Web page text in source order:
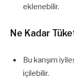
eklenebilir.
Ne Kadar
Bu karışım
içilebilir.